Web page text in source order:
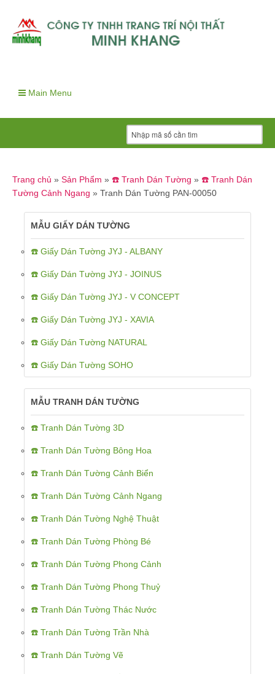
Main Menu
Trang chủ » Sản Phẩm » ☎️ Tranh Dán Tường » ☎️ Tranh Dán
Tường Cảnh Ngang » Tranh Dán Tường PAN-00050
MẪU GIẤY DÁN TƯỜNG
☎️ Giấy Dán Tường JYJ - ALBANY
☎️ Giấy Dán Tường JYJ - JOINUS
☎️ Giấy Dán Tường JYJ - V CONCEPT
☎️ Giấy Dán Tường JYJ - XAVIA
☎️ Giấy Dán Tường NATURAL
☎️ Giấy Dán Tường SOHO
MẪU TRANH DÁN TƯỜNG
☎️ Tranh Dán Tường 3D
☎️ Tranh Dán Tường Bông Hoa
☎️ Tranh Dán Tường Cảnh Biển
☎️ Tranh Dán Tường Cảnh Ngang
☎️ Tranh Dán Tường Nghệ Thuật
☎️ Tranh Dán Tường Phòng Bé
☎️ Tranh Dán Tường Phong Cảnh
☎️ Tranh Dán Tường Phong Thuỷ
☎️ Tranh Dán Tường Thác Nước
☎️ Tranh Dán Tường Trần Nhà
☎️ Tranh Dán Tường Vẽ